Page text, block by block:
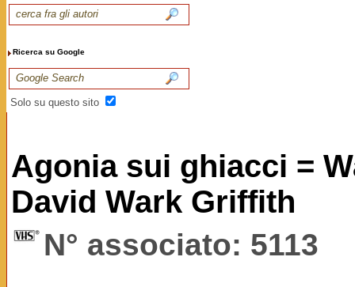
Ricerca su Google
Solo su questo sito
Agonia sui ghiacci =
David Wark Griffith
N° associato: 5113